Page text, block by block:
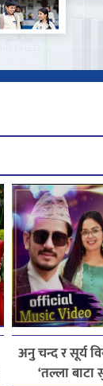
अनु चन्द र सूर्य
‘तल्ला